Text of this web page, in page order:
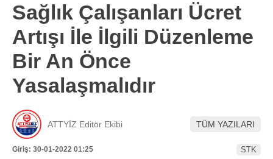
KATEGORİLER
GÜNDEM
112 ACİL
KPSS
PARAMEDİK (AABT)
STK
Sağlık Çalışanları Ücret
Artışı İle İlgili Düzenleme
Bir An Önce
Yasalaşmalıdır
ATTYİZ Editör Ekibi TÜM YAZILARI
Giriş: 30-01-2022 01:25 STK